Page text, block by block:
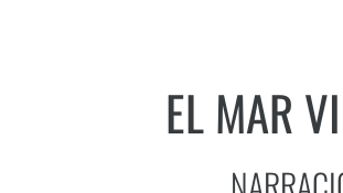
EL MAR